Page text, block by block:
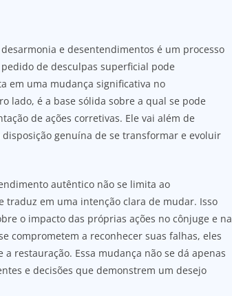
e desentendimentos é um processo
de desculpas superficial pode
em uma mudança significativa no
lado, é a base sólida sobre a qual se pode
de ações corretivas. Ele vai além de
genuína de se transformar e evoluir
autêntico não se limita ao
traduz em uma intenção clara de mudar. Isso
o impacto das próprias ações no cônjuge e na
comprometem a reconhecer suas falhas, eles
restauração. Essa mudança não se dá apenas
e decisões que demonstrem um desejo